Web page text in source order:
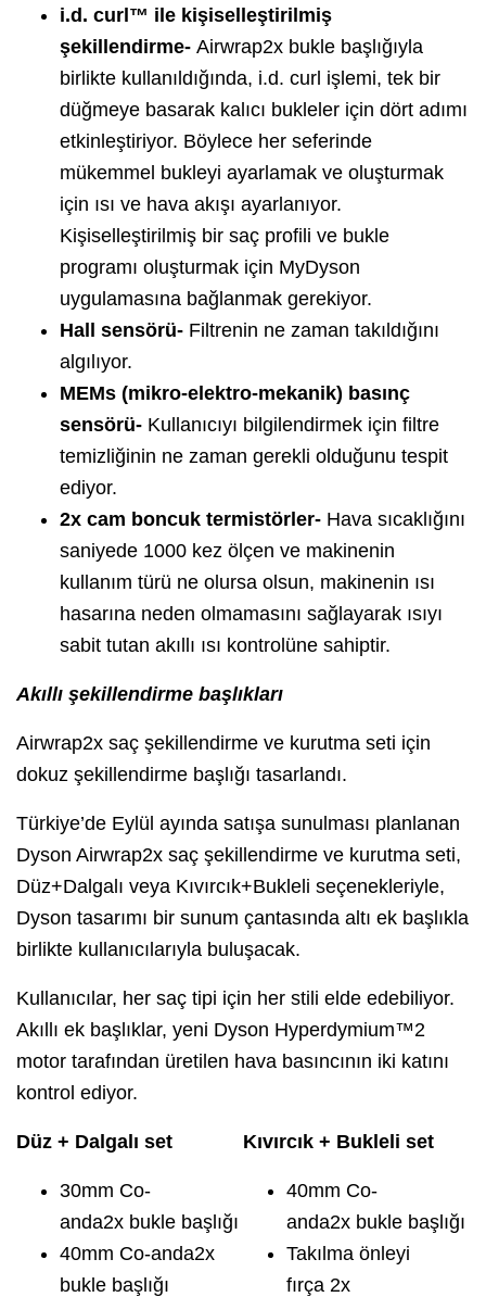
i.d. curl™ ile kişiselleştirilmiş
şekillendirme- Airwrap2x bukle başlığıyla
birlikte kullanıldığında, i.d. curl işlemi, tek bir
düğmeye basarak kalıcı bukleler için dört adımı
etkinleştiriyor. Böylece her seferinde
mükemmel bukleyi ayarlamak ve oluşturmak
için ısı ve hava akışı ayarlanıyor.
Kişiselleştirilmiş bir saç profili ve bukle
programı oluşturmak için MyDyson
uygulamasına bağlanmak gerekiyor.
Hall sensörü- Filtrenin ne zaman takıldığını
algılıyor.
MEMs (mikro-elektro-mekanik) basınç
sensörü- Kullanıcıyı bilgilendirmek için filtre
temizliğinin ne zaman gerekli olduğunu tespit
ediyor.
2x cam boncuk termistörler- Hava sıcaklığını
saniyede 1000 kez ölçen ve makinenin
kullanım türü ne olursa olsun, makinenin ısı
hasarına neden olmamasını sağlayarak ısıyı
sabit tutan akıllı ısı kontrolüne sahiptir.
Akıllı şekillendirme başlıkları
Airwrap2x saç şekillendirme ve kurutma seti için
dokuz şekillendirme başlığı tasarlandı.
Türkiye’de Eylül ayında satışa sunulması planlanan
Dyson Airwrap2x saç şekillendirme ve kurutma seti,
Düz+Dalgalı veya Kıvırcık+Bukleli seçenekleriyle,
Dyson tasarımı bir sunum çantasında altı ek başlıkla
birlikte kullanıcılarıyla buluşacak.
Kullanıcılar, her saç tipi için her stili elde edebiliyor.
Akıllı ek başlıklar, yeni Dyson Hyperdymium™2
motor tarafından üretilen hava basıncının iki katını
kontrol ediyor.
Düz + Dalgalı set
30mm Co-
anda2x bukle başlığı
40mm Co-anda2x
bukle başlığı
Kıvırcık + Bukleli set
40mm Co-
anda2x bukle başlığı
Takılma önleyi
fırça 2x